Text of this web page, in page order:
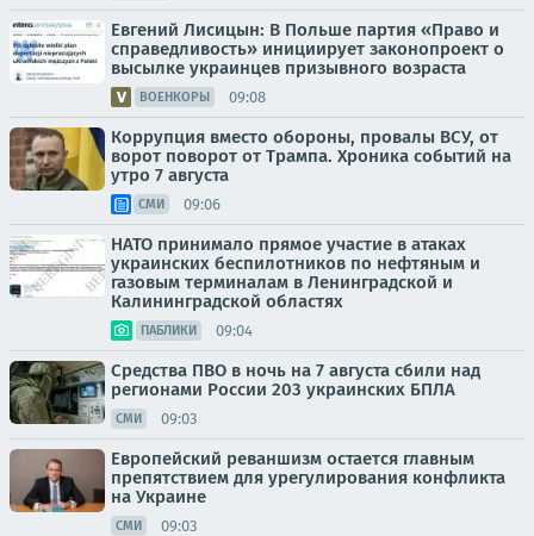
Евгений Лисицын: В Польше партия «Право и
справедливость» инициирует законопроект о
высылке украинцев призывного возраста
ВОЕНКОРЫ 09:08
Коррупция вместо обороны, провалы ВСУ, от
ворот поворот от Трампа. Хроника событий на
утро 7 августа
СМИ 09:06
НАТО принимало прямое участие в атаках
украинских беспилотников по нефтяным и
газовым терминалам в Ленинградской и
Калининградской областях
ПАБЛИКИ 09:04
Средства ПВО в ночь на 7 августа сбили над
регионами России 203 украинских БПЛА
СМИ 09:03
Европейский реваншизм остается главным
препятствием для урегулирования конфликта
на Украине
СМИ 09:03